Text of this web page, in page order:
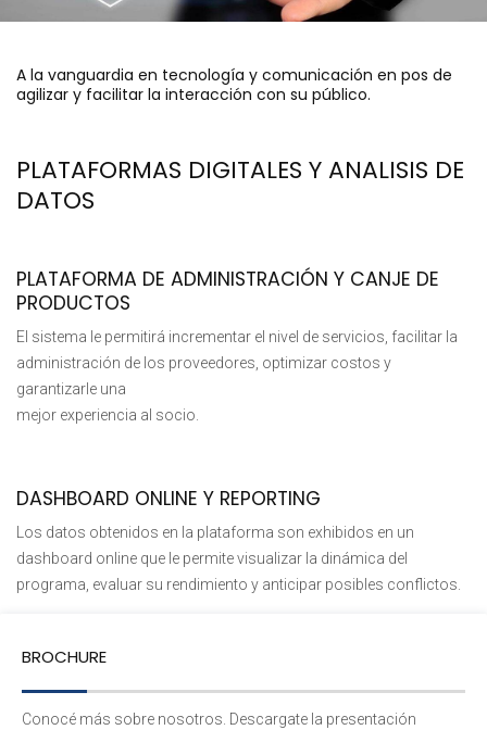
A la vanguardia en tecnología y comunicación en pos de
agilizar y facilitar la interacción con su público.
PLATAFORMAS DIGITALES Y ANALISIS DE
DATOS
PLATAFORMA DE ADMINISTRACIÓN Y CANJE DE
PRODUCTOS
El sistema le permitirá incrementar el nivel de servicios, facilitar la
administración de los proveedores, optimizar costos y
garantizarle una
mejor experiencia al socio.
DASHBOARD ONLINE Y REPORTING
Los datos obtenidos en la plataforma son exhibidos en un
dashboard online que le permite visualizar la dinámica del
programa, evaluar su rendimiento y anticipar posibles conflictos.
BROCHURE
Conocé más sobre nosotros. Descargate la presentación